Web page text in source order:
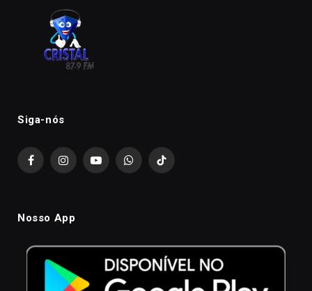
Siga-nós
FacebookInstagramYouTubeWhatsAppTikTok
Nosso App